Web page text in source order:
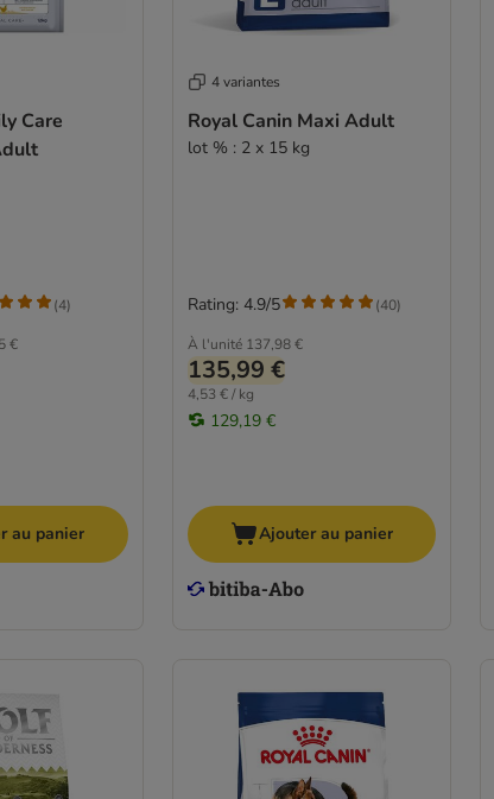
Care
€
(4)
au panier
4 variantes
Royal Canin Maxi Adult
lot % : 2 x 15 kg
À l'unité 137,98 €
135,99 €
4,53 € / kg
129,19 €
Rating: 4.9/5 (40)
Ajouter au panier